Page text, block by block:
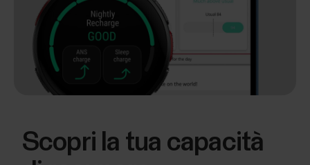
Scopri la tua capacità